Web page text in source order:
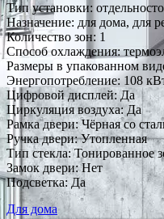
Тип установки:
Назначение: для дома, для
Количество зон: 1
Способ охлаждения:
Размеры в упакованном
Энергопотребление: 108
Цифровой дисплей: Да
Циркуляция воздуха: Да
Рамка двери: Чёрная со
Ручка двери: Утопленная
Тип стекла: Тонированное
Замок двери: Нет
Подсветка: Да
Для дома